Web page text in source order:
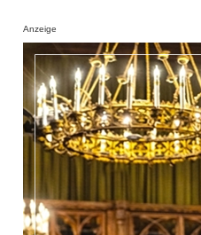
Anzeige